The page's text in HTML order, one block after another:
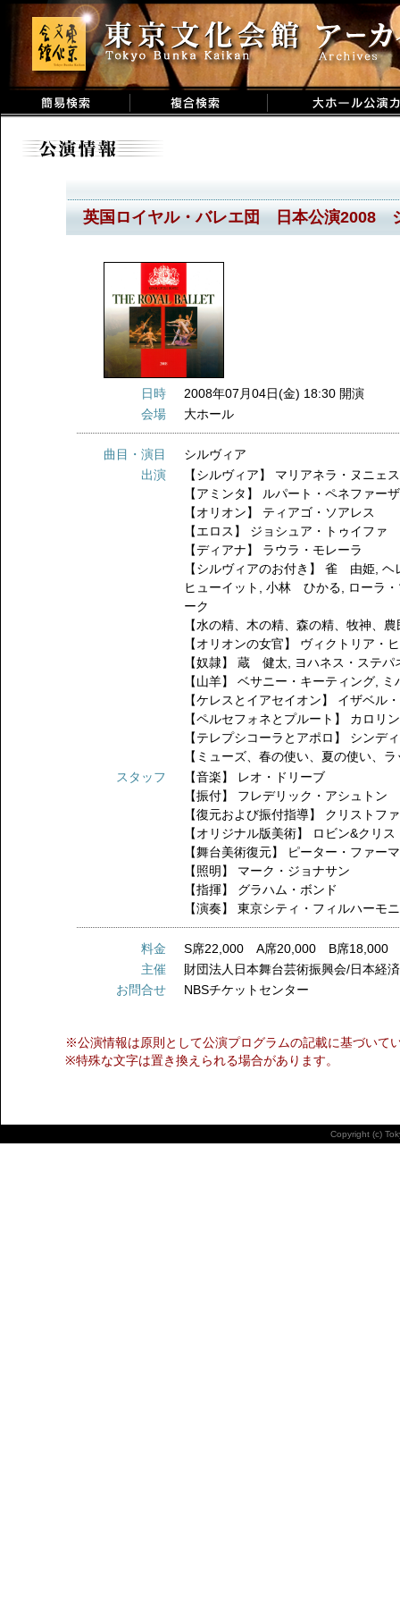
英国ロイヤル・バレエ団 日本公演2008
日時
2008年07月04日(金) 18:30 開演
会場
大ホール
曲目・演目
シルヴィア
出演
【シルヴィア】 マリアネラ・ヌニェス
【アミンタ】
ルパート・ペネファー
【オリオン】 ティアゴ・ソアレス
【エロス】 ジョシュア・トゥイファ
【ディアナ】 ラウラ・モレーラ
【シルヴィアのお付き】雀 由姫 ,ヘ
ヒューイット
,小林 ひかる
ローラ
ーク
【水の精、木の精、森の精、牧神、
【オリオンの女官】 ヴィクトリア・
【奴隷】蔵 健太
ヨハネス・ステパ
【山羊】ベサニー・キーティング
ミ
【ケレスとイアセイオン】 イザベル
【ペルセフォネとプルート】 カロリ
【テレプシコーラとアポロ】 シンデ
【ミューズ、春の使い、夏の使い、
スタッフ
【音楽】
レオ・ドリーブ
【振付】 フレデリック・アシュトン
【復元および振付指導】 クリストフ
【オリジナル版美術】
ロビン&クリ
【舞台美術復元】
ピーター・ファー
【照明】 マーク・ジョナサン
【指揮】 グラハム・ボンド
【演奏】東京シティ・フィルハーモ
料金
S席22,000 A席20,000 B席18,000
主催
財団法人日本舞台芸術振興会/日本経
お問合せ
NBSチケットセンター
※公演情報は原則として公演プログラムの記載に基づいて
※特殊な文字は置き換えられる場合があります。
Copyright (c)